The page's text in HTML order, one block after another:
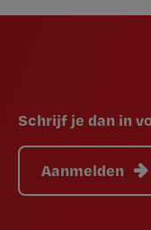
Schrijf je dan in
Aanmelden